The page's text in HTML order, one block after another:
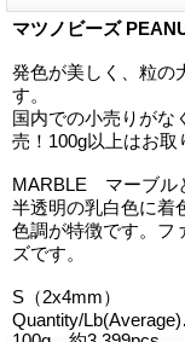
マツノビーズ
発色が美しく、粒の
す。
国内での小売りがな
売！100g以上はお取
MARBLE マーブル
半透明の乳白色に着
色調が特徴です。フ
ズです。
S（2x4mm）
Quantity/